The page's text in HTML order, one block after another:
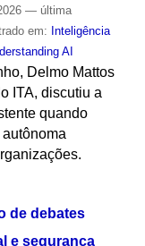
— última
em: Inteligência
AI
Delmo Mattos
ITA, discutiu a
quando
de debates
e segurança